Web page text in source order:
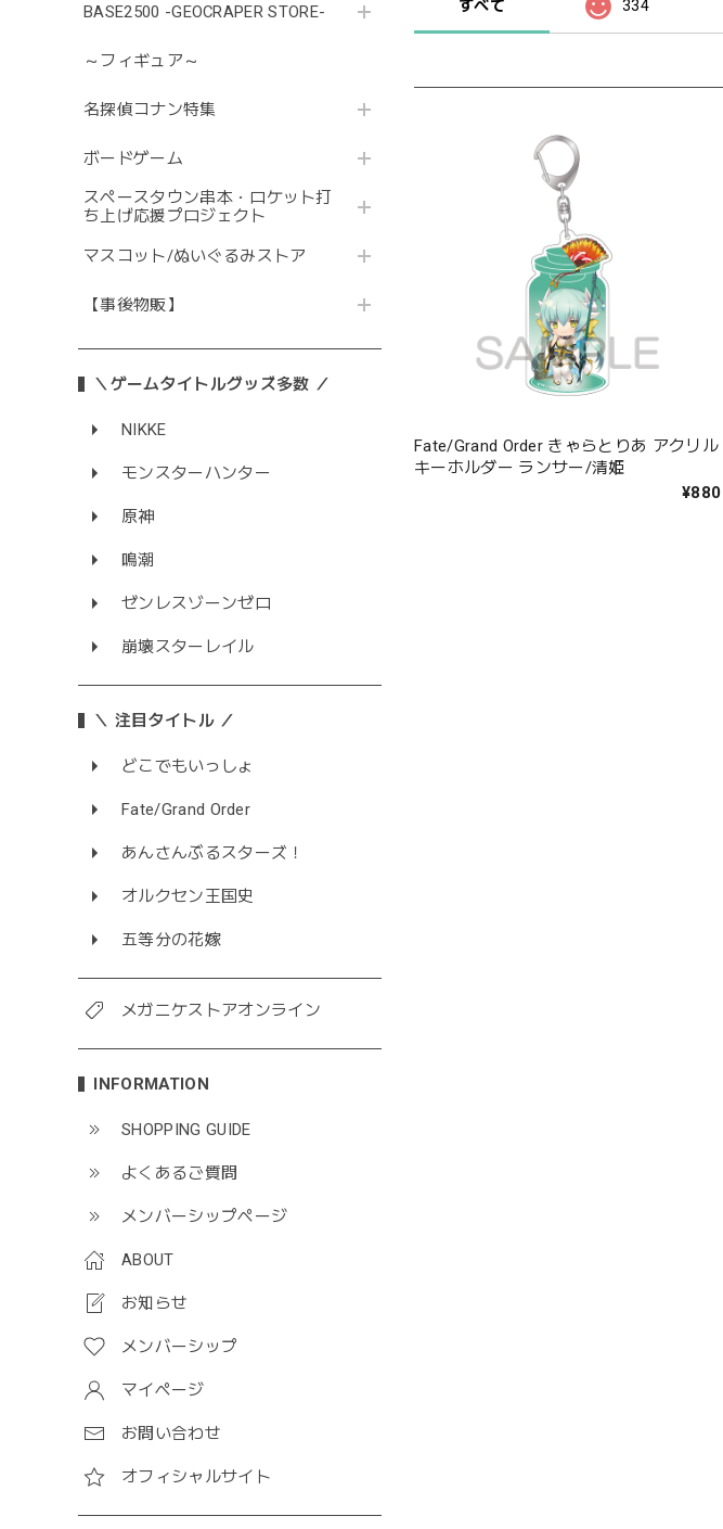
BASE2500 -GEOCRAPER STORE-
～フィギュア～
名探偵コナン特集
ボードゲーム
スペースタウン串本・ロケット打
ち上げ応援プロジェクト
マスコット/ぬいぐるみストア
【事後物販】
＼ゲームタイトルグッズ多数 ／
NIKKE
モンスターハンター
原神
鳴潮
ゼンレスゾーンゼロ
崩壊スターレイル
＼ 注目タイトル ／
どこでもいっしょ
Fate/Grand Order
あんさんぶるスターズ！
オルクセン王国史
五等分の花嫁
メガニケストアオンライン
INFORMATION
SHOPPING GUIDE
よくあるご質問
メンバーシップページ
ABOUT
お知らせ
メンバーシップ
マイページ
お問い合わせ
オフィシャルサイト
すべて 334
Fate/Grand Order きゃらとりあ アクリル
キーホルダー ランサー/清姫
¥880